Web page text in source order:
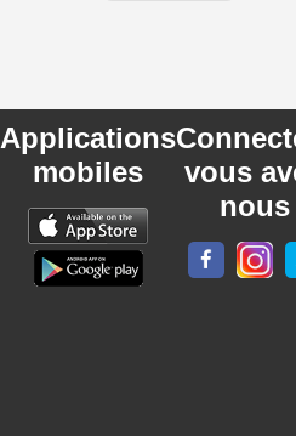
Applications
mobiles
vous
nous